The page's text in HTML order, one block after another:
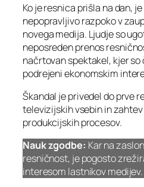
Ko je resnica prišla na dan,
nepopravljivo razpoko v
novega medija. Ljudje so
neposreden prenos
načrtovan spektakel, kjer
podrejeni ekonomskim
Škandal je privedel do prve
televizijskih vsebin in
produkcijskih procesov.
Nauk zgodbe: Kar na
resničnost, je pogosto
interesom lastnikov medijev.